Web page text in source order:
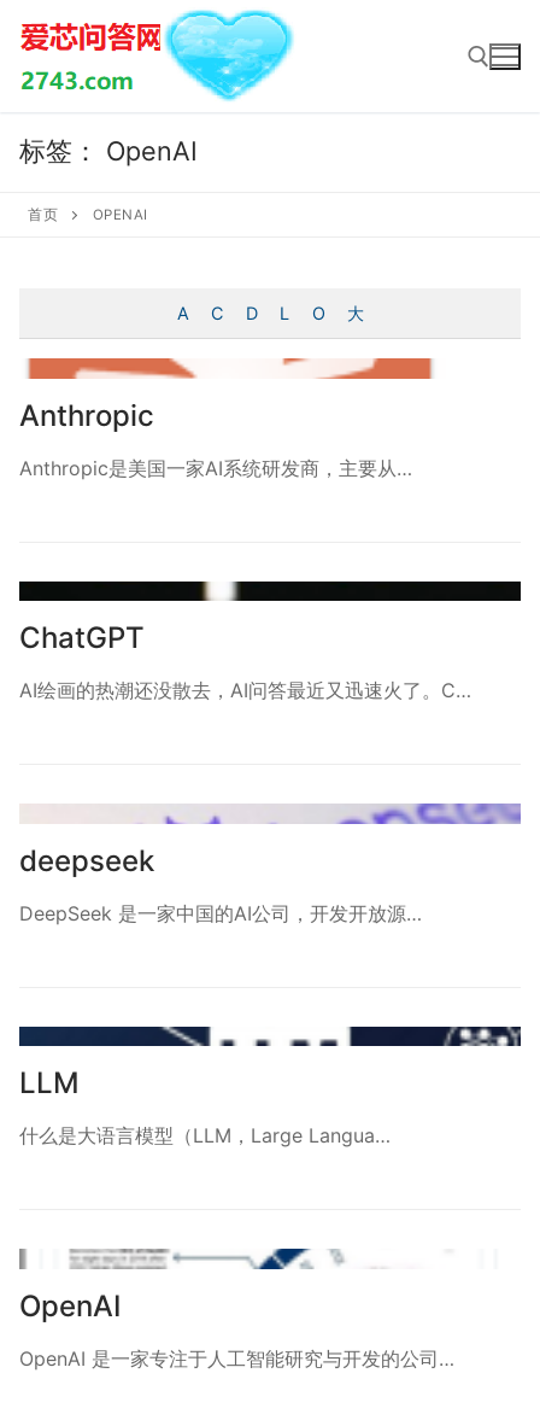
Skip
content
标签： OpenAI
首页 OPENAI
A C D L O 大
Anthropic
Anthropic是美国一家AI系统研发商，主要从…
ChatGPT
AI绘画的热潮还没散去，AI问答最近又迅速火了。C…
deepseek
DeepSeek 是一家中国的AI公司，开发开放源…
LLM
什么是大语言模型（LLM，Large Langua…
OpenAI
OpenAI 是一家专注于人工智能研究与开发的公司…